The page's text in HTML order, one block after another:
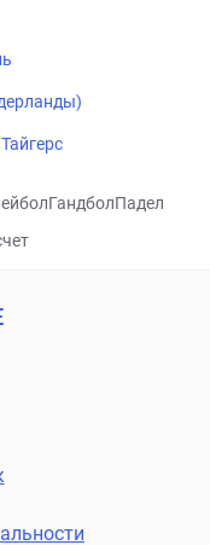
ГандболПадел